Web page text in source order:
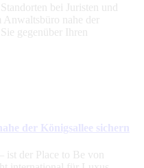
bei Juristen und
nahe der
gegenüber Ihren
der Königsallee sichern
der Place to Be von